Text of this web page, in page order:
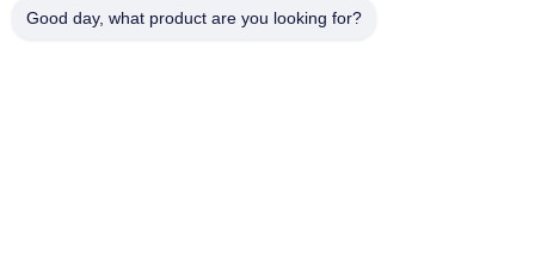
이메일
info@chppros.com
Good day, what product are you looking for?